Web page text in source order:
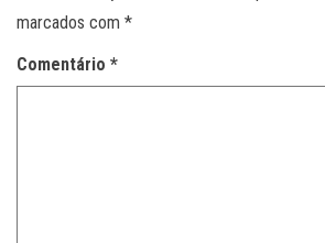
marcados com *
Comentário *